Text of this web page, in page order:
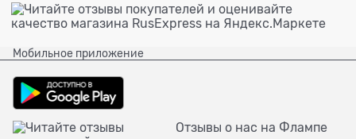
Мобильное приложение
Отзывы о нас на Флампе